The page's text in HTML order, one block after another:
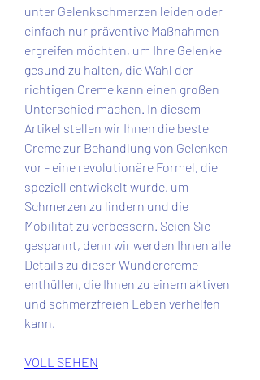
unter Gelenkschmerzen leiden oder
einfach nur präventive Maßnahmen
ergreifen möchten, um Ihre Gelenke
gesund zu halten, die Wahl der
richtigen Creme kann einen großen
Unterschied machen. In diesem
Artikel stellen wir Ihnen die beste
Creme zur Behandlung von Gelenken
vor - eine revolutionäre Formel, die
speziell entwickelt wurde, um
Schmerzen zu lindern und die
Mobilität zu verbessern. Seien Sie
gespannt, denn wir werden Ihnen alle
Details zu dieser Wundercreme
enthüllen, die Ihnen zu einem aktiven
und schmerzfreien Leben verhelfen
kann.
VOLL SEHEN